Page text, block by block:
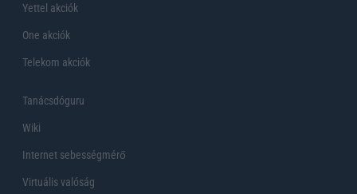
Yettel akciók
One akciók
Telekom akciók
Tanácsdóguru
Wiki
Internet sebességmérő
Virtuális valóság